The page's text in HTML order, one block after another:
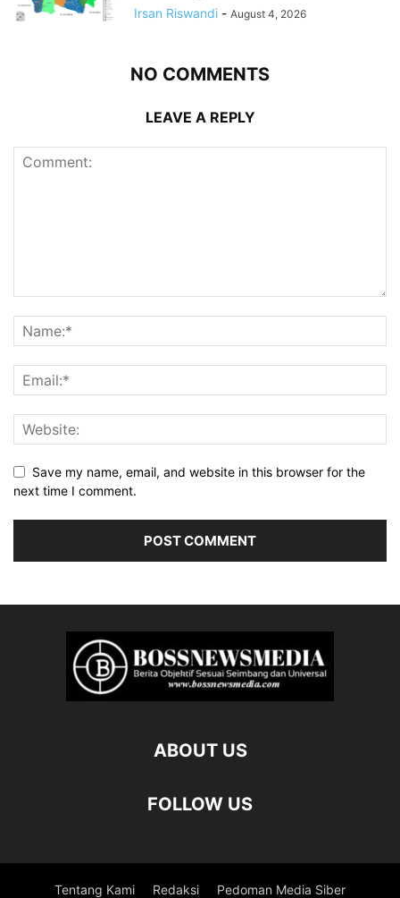
Irsan Riswandi - August 4, 2026
NO COMMENTS
LEAVE A REPLY
Save my name, email, and website in this browser for the
next time I comment.
ABOUT US
FOLLOW US
Tentang Kami Redaksi Pedoman Media Siber